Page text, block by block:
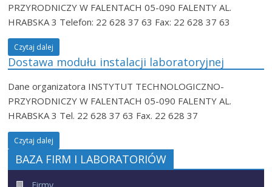
PRZYRODNICZY W FALENTACH 05-090 FALENTY AL.
HRABSKA 3 Telefon: 22 628 37 63 Fax: 22 628 37 63
Czytaj dalej
Dostawa modułu instalacji laboratoryjnej
Dane organizatora INSTYTUT TECHNOLOGICZNO-
PRZYRODNICZY W FALENTACH 05-090 FALENTY AL.
HRABSKA 3 Tel. 22 628 37 63 Fax. 22 628 37
Czytaj dalej
BAZA FIRM I LABORATORIÓW